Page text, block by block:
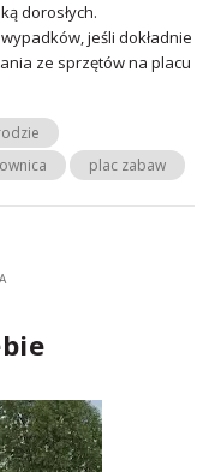
dorosłych.
jeśli dokładnie
ze sprzętów na placu
plac zabaw